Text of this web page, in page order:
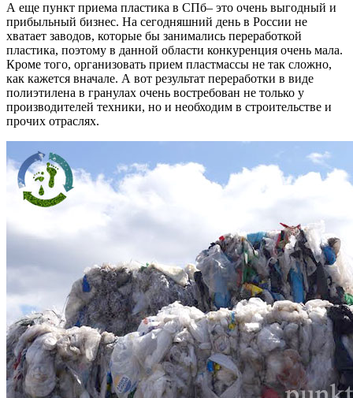
А еще пункт приема пластика в СПб– это очень выгодный и
прибыльный бизнес. На сегодняшний день в России не
хватает заводов, которые бы занимались переработкой
пластика, поэтому в данной области конкуренция очень мала.
Кроме того, организовать прием пластмассы не так сложно,
как кажется вначале. А вот результат переработки в виде
полиэтилена в гранулах очень востребован не только у
производителей техники, но и необходим в строительстве и
прочих отраслях.